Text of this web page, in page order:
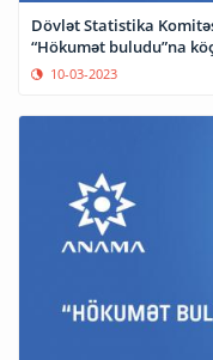
Dövlət Statistika
“Hökumət buludu”na
10-03-2023